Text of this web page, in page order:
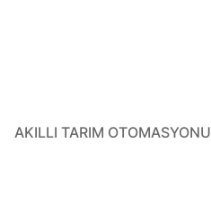
AKILLI TARIM OTOMASYONU